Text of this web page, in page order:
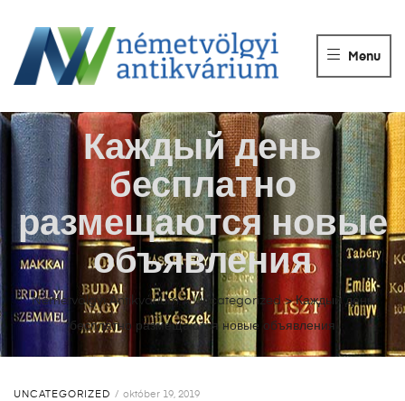
ANTIKVÁRIUM
Könyvek
eladása.
Menu
Németvölgyi Antikvárium>Uncategorized >Каждый день
бесплатно размещаются новые объявления
Каждый день
бесплатно
размещаются новые
объявления
UNCATEGORIZED október 19, 2019